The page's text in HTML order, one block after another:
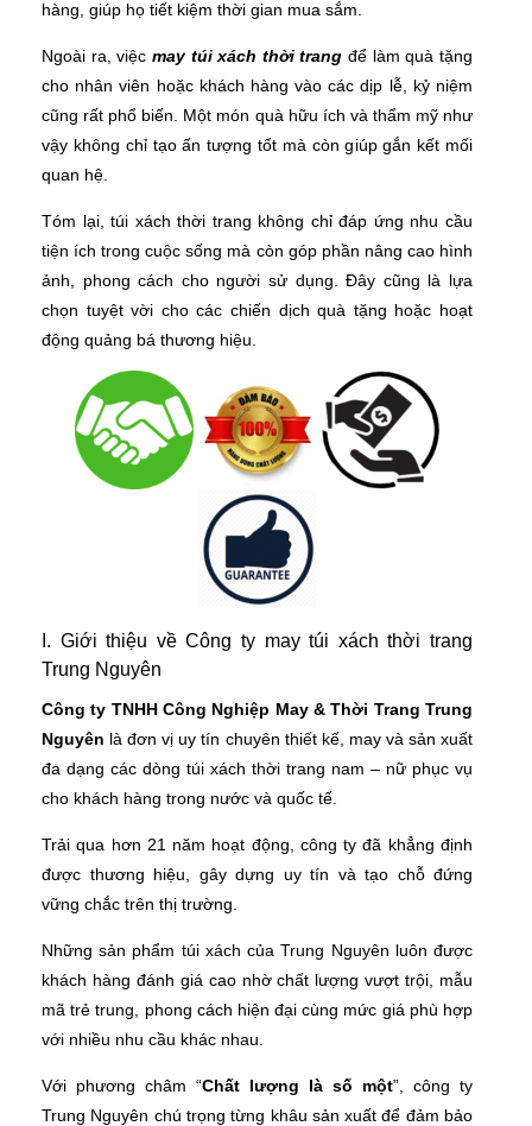
hàng, giúp họ tiết kiệm thời gian mua sắm.
Ngoài ra, việc may túi xách thời trang để làm quà tặng
cho nhân viên hoặc khách hàng vào các dịp lễ, kỷ niệm
cũng rất phổ biến. Một món quà hữu ích và thẩm mỹ như
vậy không chỉ tạo ấn tượng tốt mà còn giúp gắn kết mối
quan hệ.
Tóm lại, túi xách thời trang không chỉ đáp ứng nhu cầu
tiện ích trong cuộc sống mà còn góp phần nâng cao hình
ảnh, phong cách cho người sử dụng. Đây cũng là lựa
chọn tuyệt vời cho các chiến dịch quà tặng hoặc hoạt
động quảng bá thương hiệu.
I. Giới thiệu về Công ty may túi xách thời trang
Trung Nguyên
Công ty TNHH Công Nghiệp May & Thời Trang Trung
Nguyên là đơn vị uy tín chuyên thiết kế, may và sản xuất
đa dạng các dòng túi xách thời trang nam – nữ phục vụ
cho khách hàng trong nước và quốc tế.
Trải qua hơn 21 năm hoạt động, công ty đã khẳng định
được thương hiệu, gây dựng uy tín và tạo chỗ đứng
vững chắc trên thị trường.
Những sản phẩm túi xách của Trung Nguyên luôn được
khách hàng đánh giá cao nhờ chất lượng vượt trội, mẫu
mã trẻ trung, phong cách hiện đại cùng mức giá phù hợp
với nhiều nhu cầu khác nhau.
Với phương châm “Chất lượng là số một”, công ty
Trung Nguyên chú trọng từng khâu sản xuất để đảm bảo